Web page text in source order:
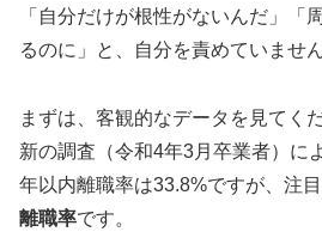
「自分だけが根性がないんだ」「
るのに」と、自分を責めていませ
まずは、客観的なデータを見てく
新の調査（令和4年3月卒業者）に
年以内離職率は33.8%ですが、注
離職率です。